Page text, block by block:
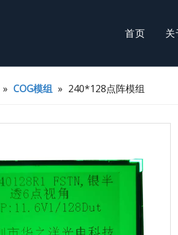
首页
» COG模组 » 240*128点阵模组